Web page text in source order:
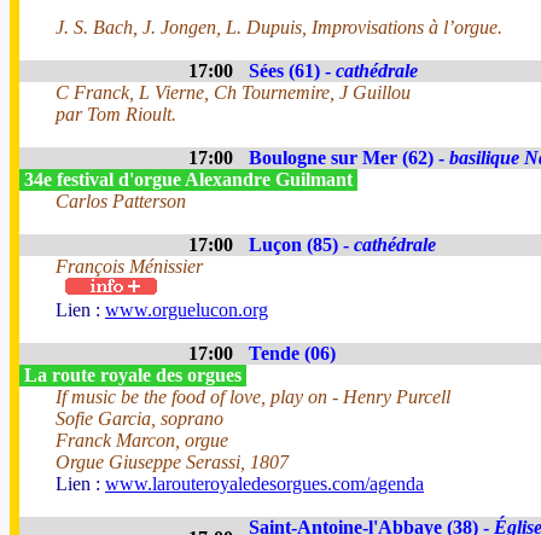
J. S. Bach, J. Jongen, L. Dupuis, Improvisations à l’orgue.
17:00 Sées (61) - cathédrale
C Franck, L Vierne, Ch Tournemire, J Guillou
par Tom Rioult.
17:00 Boulogne sur Mer (62) - basilique
34e festival d'orgue Alexandre Guilmant
Carlos Patterson
17:00 Luçon (85) - cathédrale
François Ménissier
Lien : www.orguelucon.org
17:00
Tende (06)
La route royale des orgues
If music be the food of love, play on - Henry Purcell
Sofie Garcia, soprano
Franck Marcon, orgue
Orgue Giuseppe Serassi, 1807
Lien : www.larouteroyaledesorgues.com/agenda
Saint-Antoine-l'Abbaye (38) - Église